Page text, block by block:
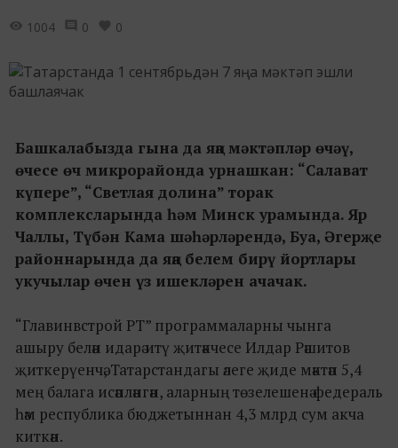
1004 0 0
Башкалабызда гына да яңа мәктәпләр өчәү,
өчесе өч микрорайонда урнашкан: “Салават
күпере”, “Светлая долина” торак
комплексларында һәм Минск урамында. Яр
Чаллы, Түбән Кама шәһәрләрендә, Буа, Әгерҗе
районнарында да яңа белем бирү йортлары
укучылар өчен үз ишекләрен ачачак.
“Главинвстрой РТ” программаларны чынга
ашыру белән идарә итү җитәкчесе Илдар Рәшитов
җиткерүенчә, Татарстандагы әлеге җиде мәктәп 5,4
мең балага исәпләнгән, аларның төзелешенә федераль
һәм республика бюджетыннан 4,3 млрд сум акча
киткән.